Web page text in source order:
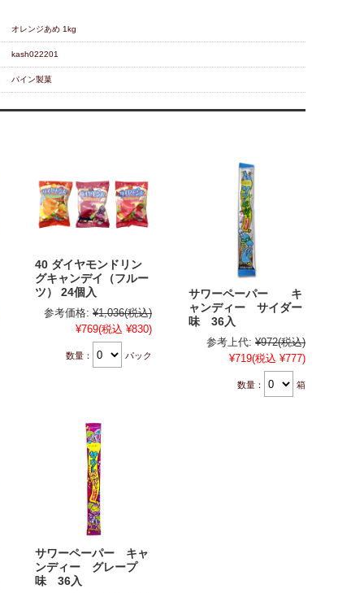
オレンジあめ 1kg
kash022201
パイン製菓
40 ダイヤモンドリン
グキャンデイ（フルー
ツ） 24個入
参考価格: ¥1,036(税込)
¥769(税込 ¥830)
数量： パック
サワーペーパー キ
ャンディー サイダー
味 36入
参考上代: ¥972(税込)
¥719(税込 ¥777)
数量： 箱
サワーペーパー キャ
ンディー グレープ
味 36入